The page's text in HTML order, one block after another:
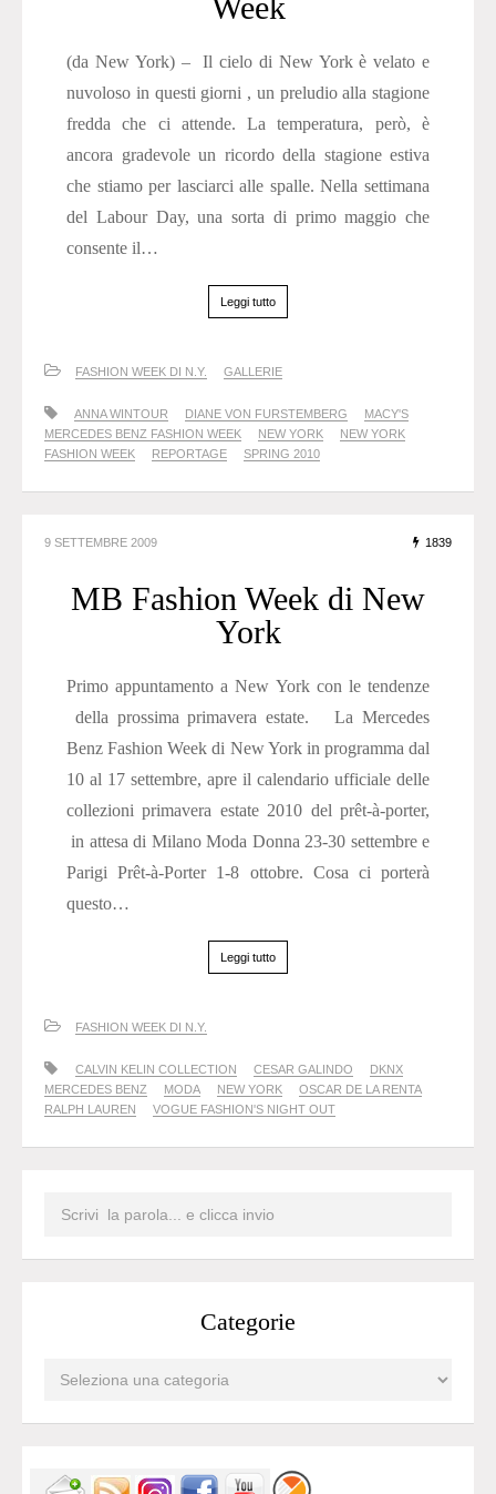
Week
(da New York) – Il cielo di New York è velato e
nuvoloso in questi giorni , un preludio alla stagione
fredda che ci attende. La temperatura, però, è
ancora gradevole un ricordo della stagione estiva
che stiamo per lasciarci alle spalle. Nella settimana
del Labour Day, una sorta di primo maggio che
consente il…
Leggi tutto
FASHION WEEK DI N.Y. GALLERIE
ANNA WINTOUR DIANE VON FURSTEMBERG
MACY'S
MERCEDES BENZ FASHION WEEK
NEW YORK
NEW YORK
FASHION WEEK
REPORTAGE SPRING 2010
9 SETTEMBRE 2009 1839
MB Fashion Week di New
York
Primo appuntamento a New York con le tendenze
della prossima primavera estate. La Mercedes
Benz Fashion Week di New York in programma dal
10 al 17 settembre, apre il calendario ufficiale delle
collezioni primavera estate 2010 del prêt-à-porter,
in attesa di Milano Moda Donna 23-30 settembre e
Parigi Prêt-à-Porter 1-8 ottobre. Cosa ci porterà
questo…
Leggi tutto
FASHION WEEK DI N.Y.
CALVIN KELIN COLLECTION CESAR GALINDO
DKNX
MERCEDES BENZ
MODA NEW YORK
OSCAR DE LA RENTA
RALPH LAUREN
VOGUE FASHION'S NIGHT OUT
Categorie